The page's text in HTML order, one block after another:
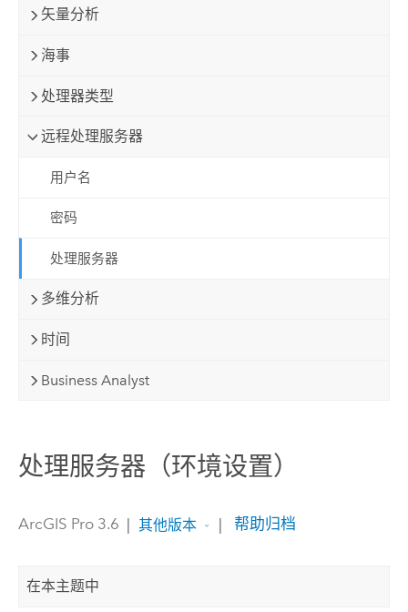
矢量分析
海事
处理器类型
远程处理服务器
用户名
密码
处理服务器
多维分析
时间
Business Analyst
处理服务器（环境设置）
ArcGIS Pro 3.6 | 其他版本 | 帮助归档
在本主题中